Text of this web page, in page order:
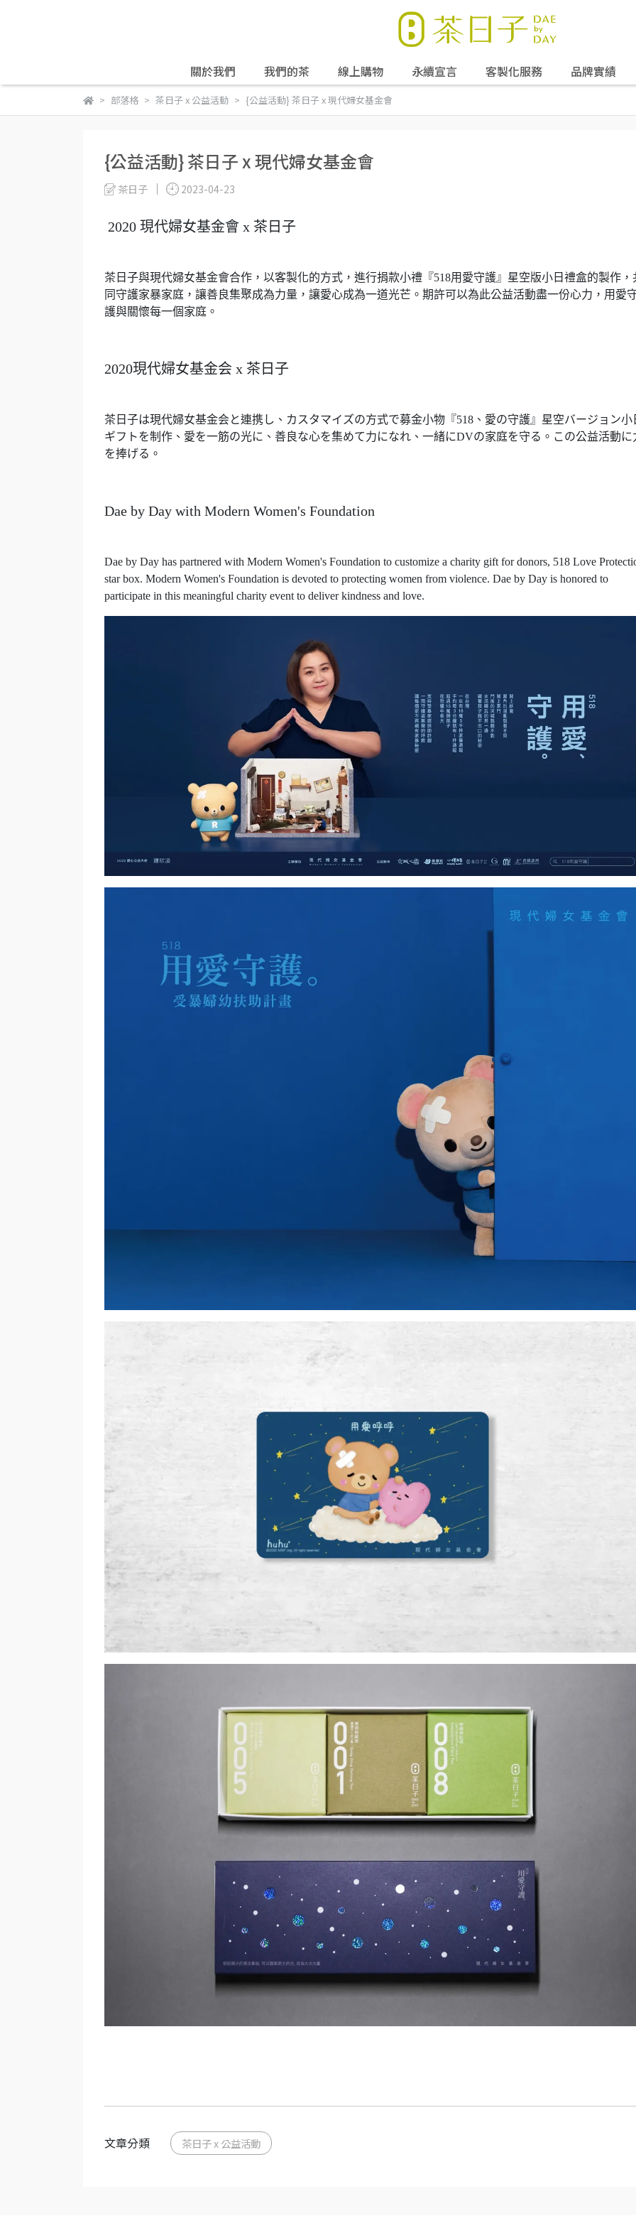
關於我們 我們的茶 線上購物 永續宣言 客製化服務 品牌實績
部落格 茶日子 x 公益活動 {公益活動} 茶日子 x 現代婦女基金會
{公益活動} 茶日子 x 現代婦女基金會
茶日子 2023-04-23
2020 現代婦女基金會 x 茶日子
茶日子與現代婦女基金會合作，以客製化的方式，進行捐款小禮『518用愛守護』星空版小日禮盒的製作，
同守護家暴家庭，讓善良集聚成為力量，讓愛心成為一道光芒。期許可以為此公益活動盡一份心力，用愛
護與關懷每一個家庭。
2020現代婦女基金会 x 茶日子
茶日子は現代婦女基金会と連携し、カスタマイズの方式で募金小物『518、愛の守護』星空バージョン小
ギフトを制作、愛を一筋の光に、善良な心を集めて力になれ、一緒にDVの家庭を守る。この公益活動に
を捧げる。
Dae by Day with Modern Women's Foundation
Dae by Day has partnered with Modern Women's Foundation to customize a charity gift for donors, 518 Love
star box. Modern Women's Foundation is devoted to protecting women from violence. Dae by Day is honored to
participate in this meaningful charity event to deliver kindness and love.
文章分類 茶日子 x 公益活動